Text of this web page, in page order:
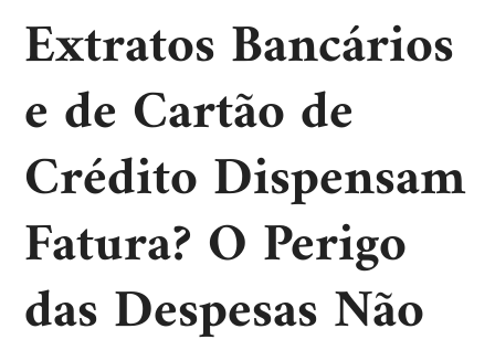
Extratos Bancários
e de Cartão de
Crédito Dispensam
Fatura? O Perigo
das Despesas Não